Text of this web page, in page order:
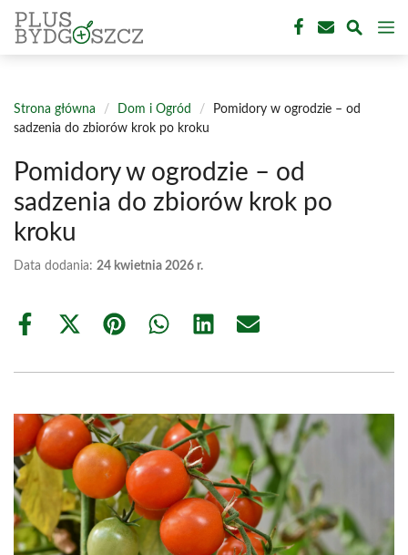
Przejdź
do
treści
Strona główna / Dom i Ogród /
Pomidory w ogrodzie – od
sadzenia do zbiorów krok po kroku
Pomidory w ogrodzie – od
sadzenia do zbiorów krok po
kroku
Data dodania: 24 kwietnia 2026 r.
Share
Share
(Twitter)
Share Share Share Share